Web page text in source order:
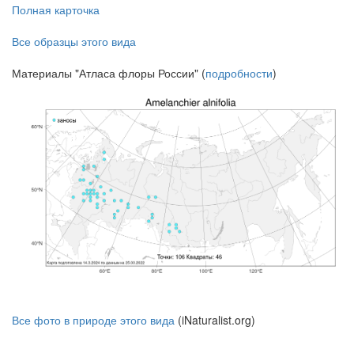
Полная карточка
Все образцы этого вида
Материалы "Атласа флоры России" (подробности)
Все фото в природе этого вида (iNaturalist.org)